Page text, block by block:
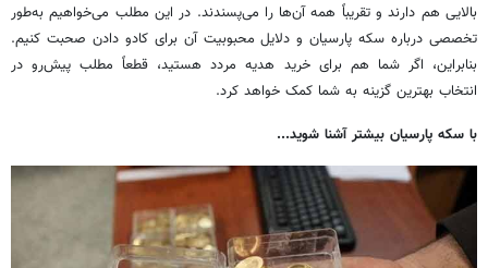
بالایی هم دارند و تقریباً همه آن‌ها را می‌پسندند. در این مطلب می‌خواهیم به‌طور
تخصصی درباره سکه پارسیان و دلایل محبوبیت آن برای کادو دادن صحبت کنیم.
بنابراین، اگر شما هم برای خرید هدیه مردد هستید، قطعاً مطلب پیش‌رو در
انتخاب بهترین گزینه به شما کمک خواهد کرد.
با سکه پارسیان بیشتر آشنا شوید...